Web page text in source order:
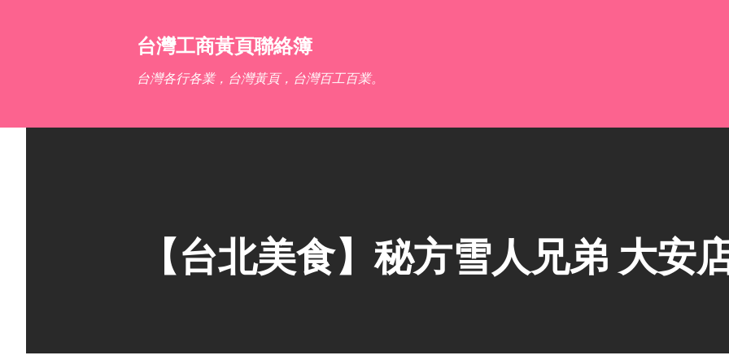
台灣工商黃頁聯絡簿
台灣各行各業，台灣黃頁，台灣百工百業。
【台北美食】秘方雪人兄弟 大安